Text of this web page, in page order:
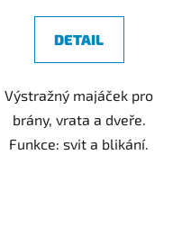
DETAIL
Výstražný majáček pro
brány, vrata a dveře.
Funkce: svit a blikání.